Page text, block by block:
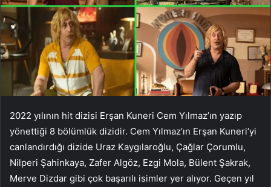
2022 yılının hit dizisi Erşan Kuneri Cem Yılmaz’ın yazıp
yönettiği 8 bölümlük dizidir. Cem Yılmaz’ın Erşan Kuneri’yi
canlandırdığı dizide Uraz Kaygılaroğlu, Çağlar Çorumlu,
Nilperi Şahinkaya, Zafer Algöz, Ezgi Mola, Bülent Şakrak,
Merve Dizdar gibi çok başarılı isimler yer alıyor. Geçen yıl